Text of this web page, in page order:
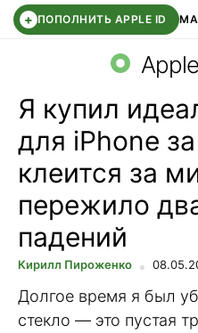
+ ПОПОЛНИТЬ APPLE ID
СБЕР КИДС ВТБ
Я купил
для iPhone
клеится за
пережило
падений
Кирилл Пироженко
Долгое время я был
стекло — это пустая